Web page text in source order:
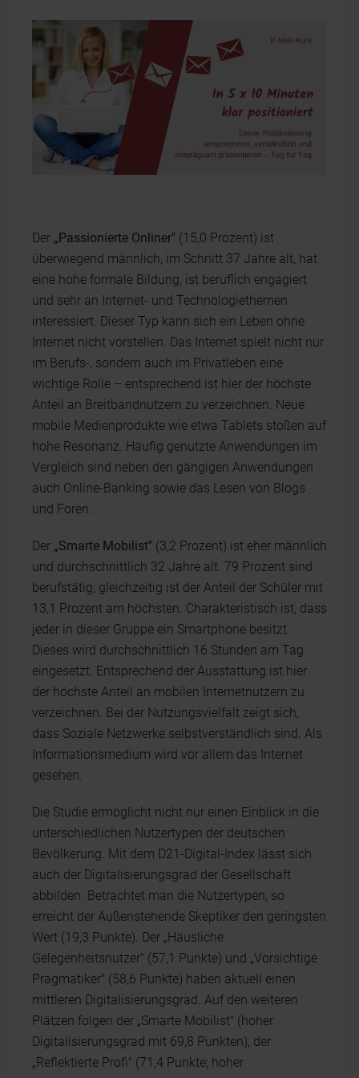
Der „Passionierte Onliner" (15,0 Prozent) ist
überwiegend männlich, im Schnitt 37 Jahre alt, hat
eine hohe formale Bildung, ist beruflich engagiert
und sehr an Internet- und Technologiethemen
interessiert. Dieser Typ kann sich ein Leben ohne
Internet nicht vorstellen. Das Internet spielt nicht nur
im Berufs-, sondern auch im Privatleben eine
wichtige Rolle – entsprechend ist hier der höchste
Anteil an Breitbandnutzern zu verzeichnen. Neue
mobile Medienprodukte wie etwa Tablets stoßen auf
hohe Resonanz. Häufig genutzte Anwendungen im
Vergleich sind neben den gängigen Anwendungen
auch Online-Banking sowie das Lesen von Blogs
und Foren.
Der „Smarte Mobilist" (3,2 Prozent) ist eher männlich
und durchschnittlich 32 Jahre alt. 79 Prozent sind
berufstätig; gleichzeitig ist der Anteil der Schüler mit
13,1 Prozent am höchsten. Charakteristisch ist, dass
jeder in dieser Gruppe ein Smartphone besitzt.
Dieses wird durchschnittlich 16 Stunden am Tag
eingesetzt. Entsprechend der Ausstattung ist hier
der höchste Anteil an mobilen Internetnutzern zu
verzeichnen. Bei der Nutzungsvielfalt zeigt sich,
dass Soziale Netzwerke selbstverständlich sind. Als
Informationsmedium wird vor allem das Internet
gesehen.
Die Studie ermöglicht nicht nur einen Einblick in die
unterschiedlichen Nutzertypen der deutschen
Bevölkerung. Mit dem D21-Digital-Index lässt sich
auch der Digitalisierungsgrad der Gesellschaft
abbilden. Betrachtet man die Nutzertypen, so
erreicht der Außenstehende Skeptiker den geringsten
Wert (19,3 Punkte). Der „Häusliche
Gelegenheitsnutzer" (57,1 Punkte) und „Vorsichtige
Pragmatiker" (58,6 Punkte) haben aktuell einen
mittleren Digitalisierungsgrad. Auf den weiteren
Plätzen folgen der „Smarte Mobilist" (hoher
Digitalisierungsgrad mit 69,8 Punkten), der
„Reflektierte Profi" (71,4 Punkte; hoher